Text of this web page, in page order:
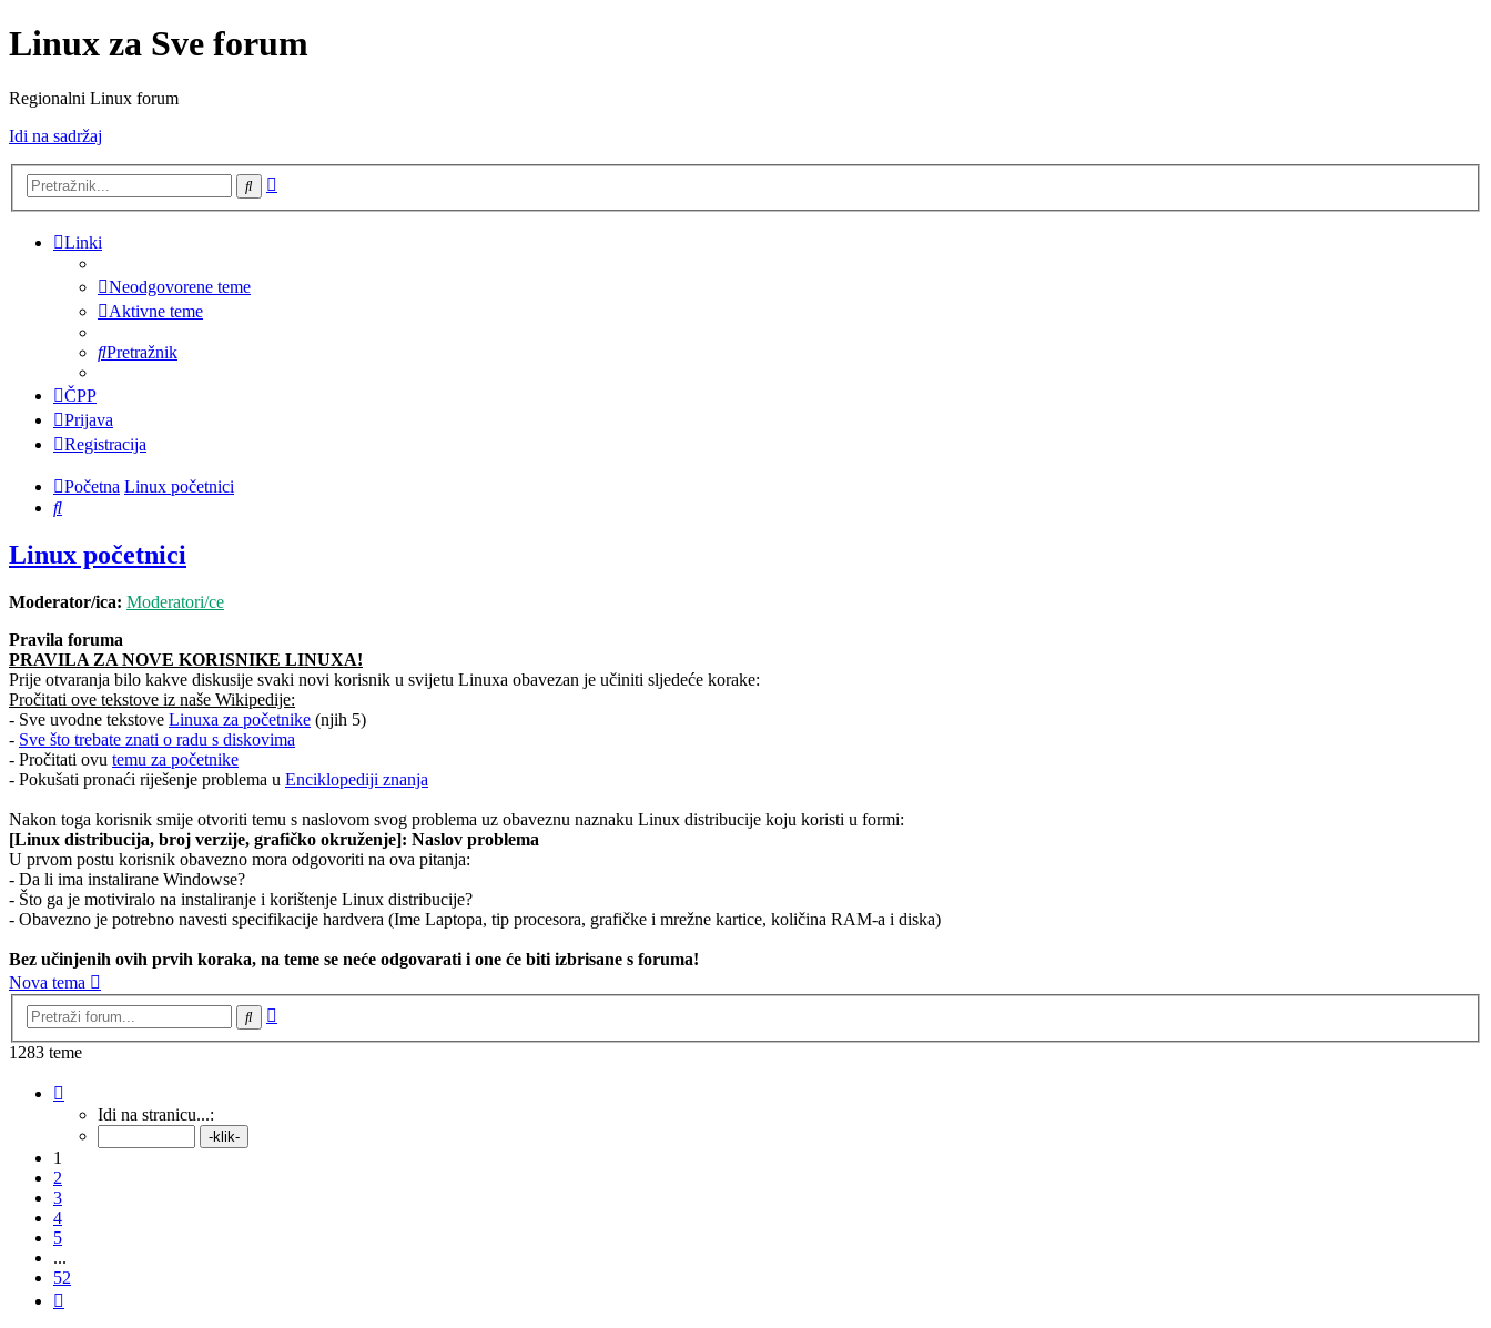
Linux za Sve forum
Regionalni Linux forum
Idi na sadržaj
Pretražnik
Linki
Neodgovorene teme
Aktivne teme
Pretražnik
ČPP
Prijava
Registracija
Početna Linux početnici
Pretražnik
Linux početnici
Moderator/ica: Moderatori/ce
Pravila foruma
PRAVILA ZA NOVE KORISNIKE LINUXA!
Prije otvaranja bilo kakve diskusije svaki novi korisnik u svijetu Linuxa obavezan je učiniti sljedeće korake:
Pročitati ove tekstove iz naše Wikipedije:
- Sve uvodne tekstove Linuxa za početnike (njih 5)
- Sve što trebate znati o radu s diskovima
- Pročitati ovu temu za početnike
- Pokušati pronaći riješenje problema u Enciklopediji znanja
Nakon toga korisnik smije otvoriti temu s naslovom svog problema uz obaveznu naznaku Linux distribucije koju koristi u formi:
[Linux distribucija, broj verzije, grafičko okruženje]: Naslov problema
U prvom postu korisnik obavezno mora odgovoriti na ova pitanja:
- Da li ima instalirane Windowse?
- Što ga je motiviralo na instaliranje i korištenje Linux distribucije?
- Obavezno je potrebno navesti specifikacije hardvera (Ime Laptopa, tip procesora, grafičke i mrežne kartice, količina RAM-a i diska)
Bez učinjenih ovih prvih koraka, na teme se neće odgovarati i one će biti izbrisane s foruma!
Nova tema
Pretražnik
1283 teme
52 .Idi na stranicu...:
1
2
3
4
5
...
52